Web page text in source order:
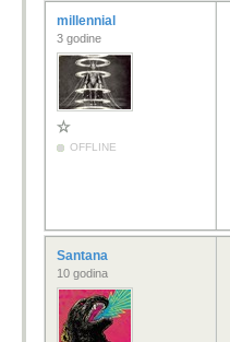
millennial
3 godine
OFFLINE
Santana
10 godina